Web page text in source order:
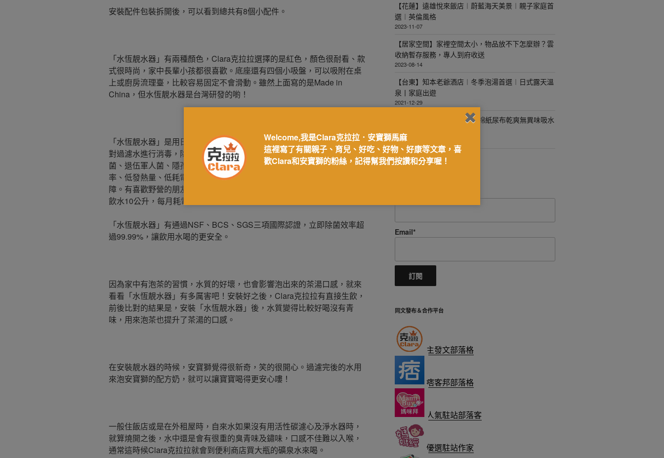
安裝配件包裝拆開後，可以看到總共有8個小配件。
「水恆靚水器」有兩種顏色，Clara克拉拉選擇的是紅色，顏色很耐看、款
式很時尚，家中長輩小孩都很喜歡。底座還有四個小吸盤，可以吸附在桌
上或廚房流理臺，比較容易固定不會滑動。雖然上面寫的是Made in
China，但水恆靚水器是台灣研發的喲！
「水恆靚水器」是用日本最高技術（航太等級深紫外線UVC）LED晶片，
對過濾水進行消毒，除菌力高達99.99%，可以快速去除大腸桿菌、諾羅桿
菌、退伍軍人菌、隱孢子蟲菌等自來水中常見的病毒細菌。以高發光效
率、低發熱量、低耗電量、壽命長、不易碎、不含汞，讓家庭用水更有保
障。有喜歡野營的朋友也可以外接行動電源旅行使用，如果是在家裡每日
飲水10公升，每月耗電低於1度，非常節能。
「水恆靚水器」有通過NSF、BCS、SGS三項國際認證，立即除菌效率超
過99.99%，讓飲用水喝的更安全。
因為家中有泡茶的習慣，水質的好壞，也會影響泡出來的茶湯口感，就來
看看「水恆靚水器」有多厲害吧！安裝好之後，Clara克拉拉有直接生飲，
前後比對的結果是，安裝「水恆靚水器」後，水質變得比較好喝沒有青
味，用來泡茶也提升了茶湯的口感。
在安裝靚水器的時候，安寶獅覺得很新奇，笑的很開心。過濾完後的水用
來泡安寶獅的配方奶，就可以讓寶寶喝得更安心嘍！
一般住飯店或是在外租屋時，自來水如果沒有用活性碳濾心及淨水器時，
就算燒開之後，水中還是會有很重的臭青味及鏽味，口感不佳難以入喉，
通常這時候Clara克拉拉就會到便利商店買大瓶的礦泉水來喝。
【花蓮】遠雄悅來飯店︱蔚藍海天美景︱親子家庭首
選︱英倫風格
2023-11-07
【居家空間】家裡空間太小，物品放不下怎麼辦？雲
收納暫存服務，專人到府收送
2023-08-14
【台東】知本老爺酒店︱冬季泡湯首選︱日式露天溫
泉丨家庭出遊
2021-12-29
【育兒用品】MOLTEX有機棉紙尿布乾爽無異味吸水
力強，寶寶翻身也不怕！
2021-02-25
Email*
同文發布＆合作平台
主發文部落格
痞客邦部落格
人氣駐站部落客
優選駐站作家
Welcome,我是Clara克拉拉．安寶獅馬麻
這裡寫了有關親子、育兒、好吃、好物、好康等文章，喜
歡Clara和安寶獅的粉絲，記得幫我們按讚和分享喔！